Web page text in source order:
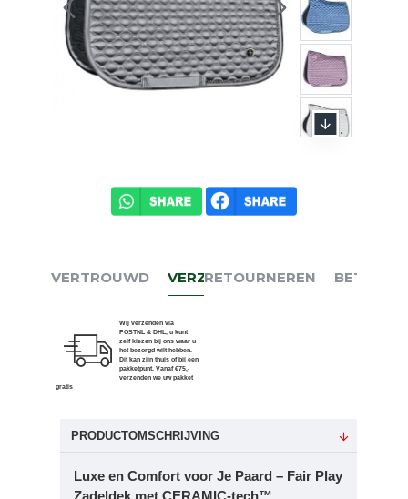
VERTROUWD VERZENDEN
Wij verzenden via
POSTNL & DHL, u kunt
zelf kiezen bij ons waar u
het bezorgd wilt hebben.
Dit kan zijn thuis of bij een
pakketpunt. Vanaf €75,-
verzenden we uw pakket
gratis
RETOURNEREN BETALEN
PRODUCTOMSCHRIJVING
Luxe en Comfort voor Je Paard – Fair Play
Zadeldek met CERAMIC-tech™